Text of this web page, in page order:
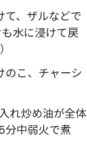
て、ザルなどで
水に浸けて戻
のこ、チャーシ
れ炒め油が全体
分中弱火で煮